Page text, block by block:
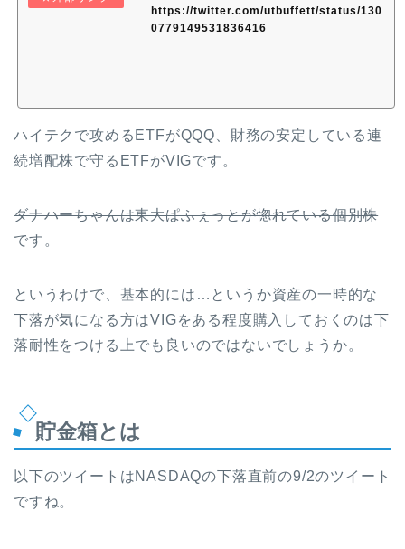
https://twitter.com/utbuffett/status/130
0779149531836416
ハイテクで攻めるETFがQQQ、財務の安定している連
続増配株で守るETFがVIGです。
ダナハーちゃんは東大ぱふぇっとが惚れている個別株
です。
というわけで、基本的には…というか資産の一時的な
下落が気になる方はVIGをある程度購入しておくのは下
落耐性をつける上でも良いのではないでしょうか。
貯金箱とは
以下のツイートはNASDAQの下落直前の9/2のツイート
ですね。